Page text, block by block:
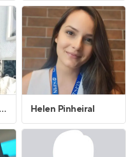
Eva Kerynn Senna da Rosa Helen Pinheiral